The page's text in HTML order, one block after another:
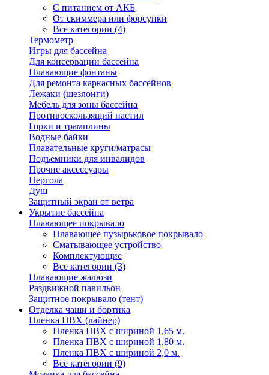
С питанием от АКБ
От скиммера или форсунки
Все категории (4)
Термометр
Игры для бассейна
Для консервации бассейна
Плавающие фонтаны
Для ремонта каркасных бассейнов
Лежаки (шезлонги)
Мебель для зоны бассейна
Противоскользящий настил
Горки и трамплины
Водные байки
Плавательные круги/матрасы
Подъемники для инвалидов
Прочие аксессуары
Пергола
Душ
Защитный экран от ветра
Укрытие бассейна
Плавающее покрывало
Плавающее пузырьковое покрывало
Сматывающее устройство
Комплектующие
Все категории (3)
Плавающие жалюзи
Раздвижной павильон
Защитное покрывало (тент)
Отделка чаши и бортика
Пленка ПВХ (лайнер)
Пленка ПВХ с шириной 1,65 м.
Пленка ПВХ с шириной 1,80 м.
Пленка ПВХ с шириной 2,0 м.
Все категории (9)